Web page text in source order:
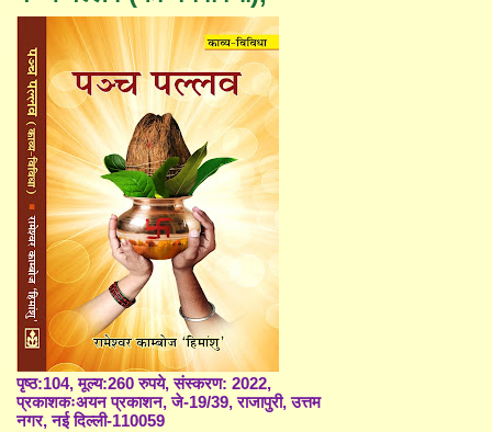
पृष्ठ:104, मूल्य:260 रुपये, संस्करण: 2022,
प्रकाशकःअयन प्रकाशन, जे-19/39, राजापुरी, उत्तम
नगर, नई दिल्ली-110059